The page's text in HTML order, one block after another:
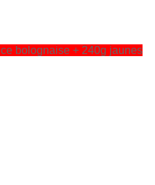
bolognaise + 240g jaunes